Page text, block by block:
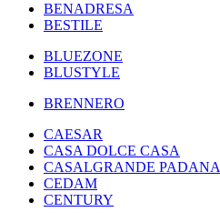
BENADRESA
BESTILE
BLUEZONE
BLUSTYLE
BRENNERO
CAESAR
CASA DOLCE CASA
CASALGRANDE PADANA
CEDAM
CENTURY